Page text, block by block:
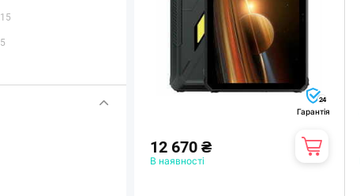
15
5
24
Гарантія
12 670 ₴
В наявності